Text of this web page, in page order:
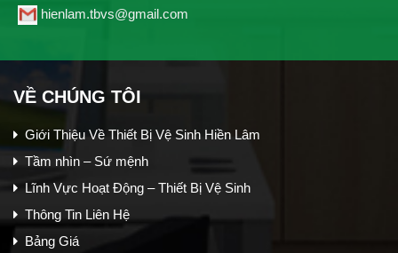
hienlam.tbvs@gmail.com
VỀ CHÚNG TÔI
Giới Thiệu Về Thiết Bị Vệ Sinh Hiền Lâm
Tầm nhìn – Sứ mệnh
Lĩnh Vực Hoạt Động – Thiết Bị Vệ Sinh
Thông Tin Liên Hệ
Bảng Giá